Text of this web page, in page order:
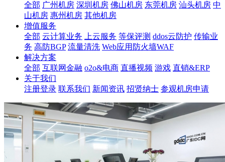
全部 广州机房 深圳机房 佛山机房 东莞机房 汕头机房 中
山机房 惠州机房 其他机房
增值服务
全部 云计算业务 上云服务 等保评测 ddos云防护 传输业
务 高防BGP 流量清洗 Web应用防火墙WAF
解决方案
全部 互联网金融 o2o&电商 直播视频 游戏 直销&ERP
关于我们
注册登录 联系我们 新闻资讯 招贤纳士 参观机房申请